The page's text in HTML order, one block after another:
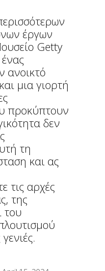
έργων
Getty
ανοικτό
μια γιορτή
προκύπτουν
δεν
τη
και ας
τις αρχές
της
του